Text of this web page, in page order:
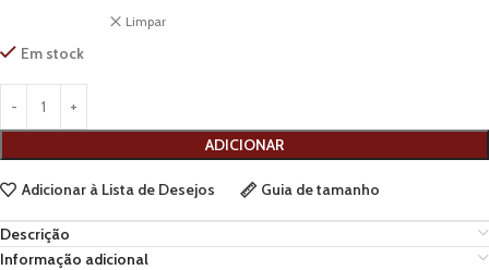
Limpar
Em stock
ADICIONAR
Adicionar à Lista de Desejos Guia de tamanho
Descrição
Informação adicional